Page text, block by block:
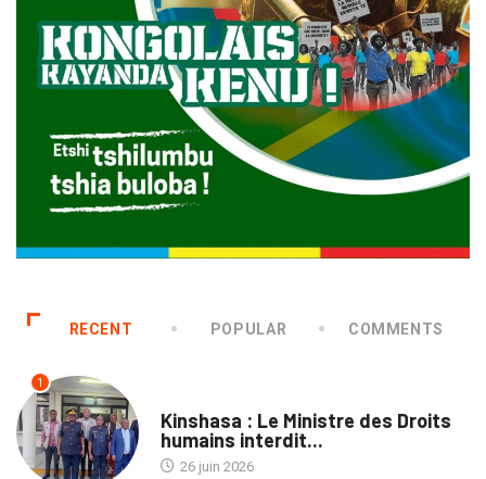
RECENT POPULAR COMMENTS
1
Kinshasa : Le Ministre des Droits
humains interdit...
26 juin 2026